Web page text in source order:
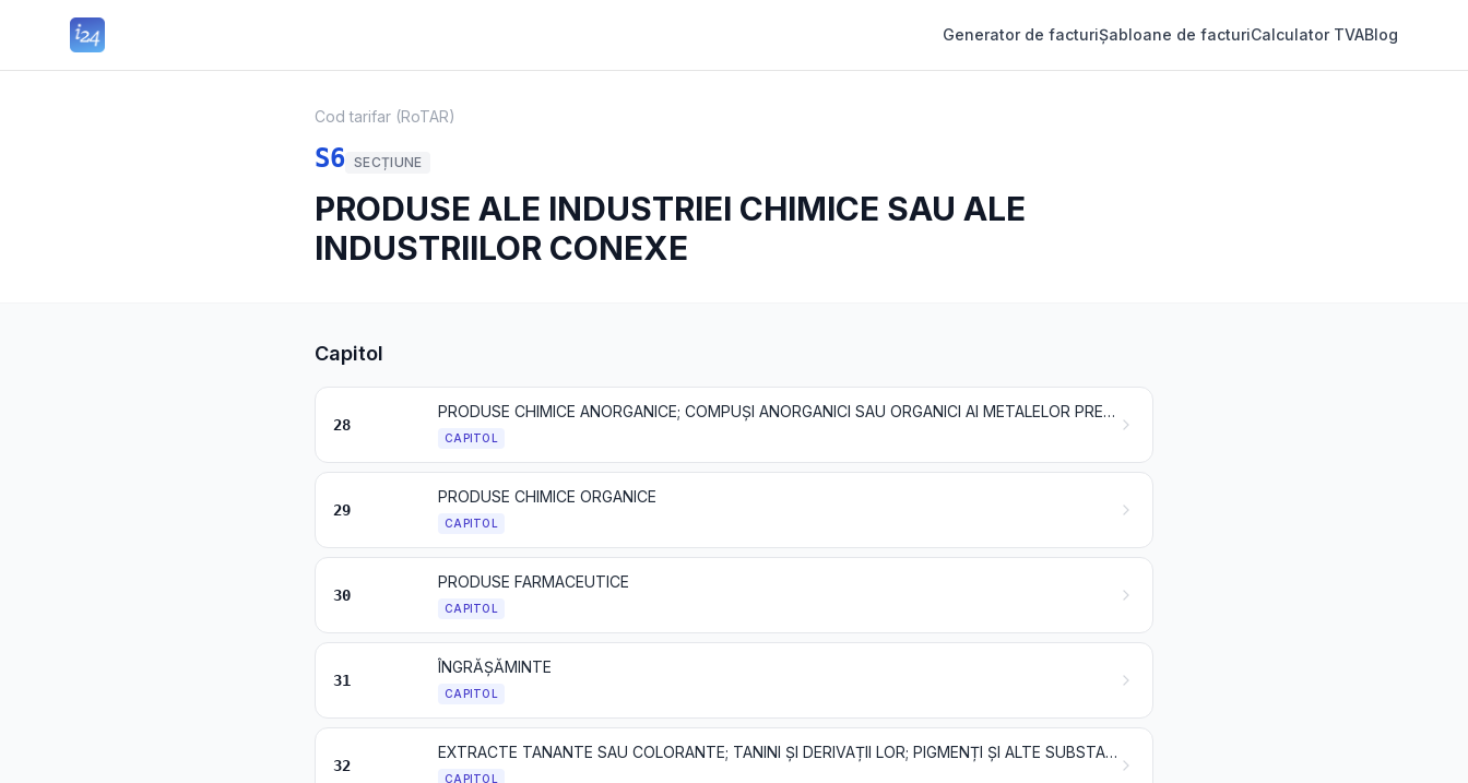
Generator de facturiȘabloane de facturiCalculator TVABlog
Cod tarifar (RoTAR)
S6 SECȚIUNE
PRODUSE ALE INDUSTRIEI CHIMICE SAU ALE
INDUSTRIILOR CONEXE
Capitol
28
PRODUSE CHIMICE ANORGANICE; COMPUȘI ANORGANICI SAU ORGANICI AI METALELOR PREȚIOASE, AI ELEMENTELOR RADIOACTIVE, AI METALELOR DE PĂMÂNTURI RARE SAU AI IZOTOPILOR
CAPITOL
29
PRODUSE CHIMICE ORGANICE
CAPITOL
30
PRODUSE FARMACEUTICE
CAPITOL
31
ÎNGRĂȘĂMINTE
CAPITOL
32
EXTRACTE TANANTE SAU COLORANTE; TANINI ȘI DERIVAȚII LOR; PIGMENȚI ȘI ALTE SUBSTANȚE COLORANTE; VOPSELE ȘI LACURI; MASTICURI; CERNELURI
CAPITOL